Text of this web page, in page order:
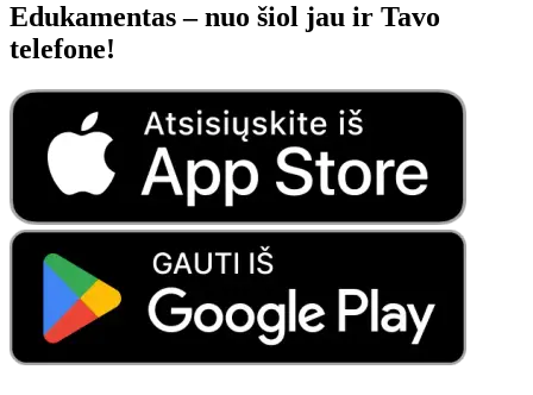
Edukamentas – nuo šiol jau ir Tavo
telefone!